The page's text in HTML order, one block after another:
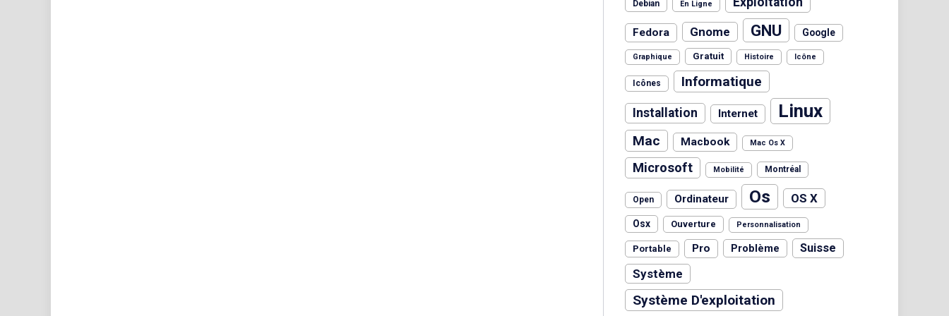
Debian En Ligne
Fedora Gnome GNU Google
Graphique Gratuit Histoire Icône
Icônes Informatique
Installation Internet Linux
Mac Macbook Mac Os X
Microsoft Mobilité Montréal
Open Ordinateur Os OS X
Osx Ouverture Personnalisation
Portable Pro Problème Suisse
Système
Système D'exploitation